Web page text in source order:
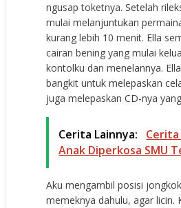
ngusap toketnya. Setelah
mulai melanjuntukan
kurang lebih 10 menit. Ella
cairan bening yang mulai
kontolku dan menelannya.
bangkit untuk melepaskan
juga melepaskan CD-nya
Cerita Lainnya:
Cerita
Anak Diperkosa SMU
Aku mengambil posisi
memeknya dahulu, agar licin.